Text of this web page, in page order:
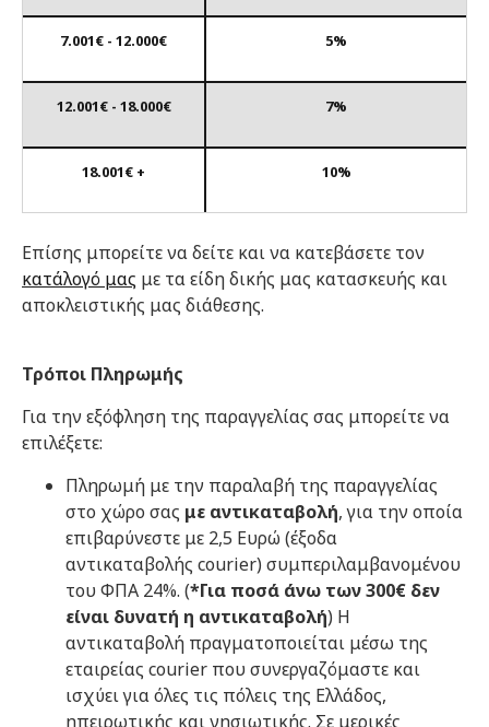
7.001€ - 12.000€ 5%
12.001€ - 18.000€ 7%
18.001€ + 10%
Επίσης μπορείτε να δείτε και να κατεβάσετε τον
κατάλογό μας με τα είδη δικής μας κατασκευής και
αποκλειστικής μας διάθεσης.
Τρόποι Πληρωμής
Για την εξόφληση της παραγγελίας σας μπορείτε να
επιλέξετε:
Πληρωμή με την παραλαβή της παραγγελίας
στο χώρο σας με αντικαταβολή, για την οποία
επιβαρύνεστε με 2,5 Ευρώ (έξοδα
αντικαταβολής courier) συμπεριλαμβανομένου
του ΦΠΑ 24%. (*Για ποσά άνω των 300€ δεν
είναι δυνατή η αντικαταβολή) Η
αντικαταβολή πραγματοποιείται μέσω της
εταιρείας courier που συνεργαζόμαστε και
ισχύει για όλες τις πόλεις της Ελλάδος,
ηπειρωτικής και νησιωτικής. Σε μερικές